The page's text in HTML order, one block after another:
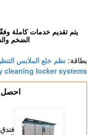
يتم تقديم خدمات كاملة
الضخم
بطاقة: نظم خلع الملابس
cleaning locker systems